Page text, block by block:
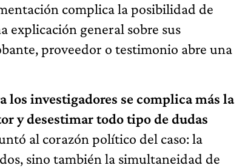
complica la posibilidad de
explicación general sobre sus
proveedor o testimonio abre una
los investigadores se complica más la
y desestimar todo tipo de dudas
al corazón político del caso: la
sino también la simultaneidad de